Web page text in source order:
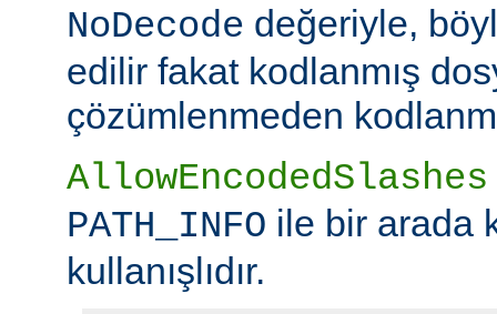
NoDecode değeriyle,
edilir fakat kodlanmış
çözümlenmeden
AllowEncodedSlashes
PATH_INFO ile bir arada
kullanışlıdır.